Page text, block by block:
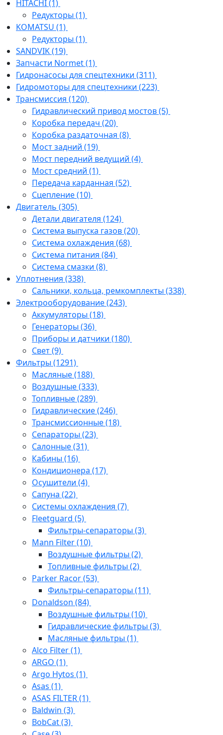
HITACHI(1)
Редукторы (1)
KOMATSU (1)
Редукторы (1)
SANDVIK(19)
Запчасти Normet(1)
Гидронасосы для спецтехники (311)
Гидромоторы для спецтехники (223)
Трансмиссия (120)
Гидравлический привод мостов(5)
Коробка передач (20)
Коробка раздаточная (8)
Мост задний (19)
Мост передний ведущий (4)
Мост средний (1)
Передача карданная (52)
Сцепление(10)
Двигатель (305)
Детали двигателя (124)
Система выпуска газов(20)
Система охлаждения (68)
Система питания (84)
Система смазки (8)
Уплотнения (338)
Сальники, кольца, ремкомплекты (338)
Электрооборудование(243)
Аккумуляторы (18)
Генераторы (36)
Приборы и датчики (180)
Свет(9)
Фильтры (1291)
Масляные(188)
Воздушные(333)
Топливные(289)
Гидравлические(246)
Трансмиссионные(18)
Сепараторы (23)
Салонные(31)
Кабины (16)
Кондиционера (17)
Осушители (4)
Сапуна (22)
Системы охлаждения (7)
Fleetguard (5)
Фильтры-сепараторы (3)
Mann Filter(10)
Воздушные фильтры (2)
Топливные фильтры (2)
Parker Racor(53)
Фильтры-сепараторы (11)
Donaldson (84)
Воздушные фильтры (10)
Гидравлические фильтры (3)
Масляные фильтры (1)
Alco Filter(1)
ARGO (1)
Argo Hytos (1)
Asas (1)
ASAS FILTER(1)
Baldwin (3)
BobCat(3)